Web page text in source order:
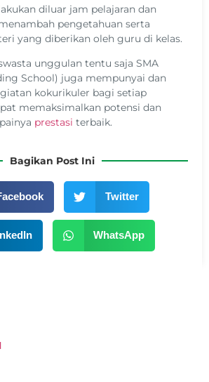
diluar jam pelajaran dan
pengetahuan serta
yang diberikan oleh guru di kelas.
unggulan tentu saja SMA
School) juga mempunyai dan
kokurikuler bagi setiap
memaksimalkan potensi dan
prestasi terbaik.
Bagikan Post Ini
Twitter
WhatsApp